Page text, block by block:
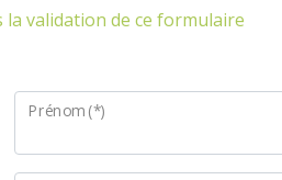
validation de ce formulaire
Prénom (*)